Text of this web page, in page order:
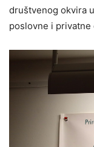
društvenog okvira
poslovne i privatne